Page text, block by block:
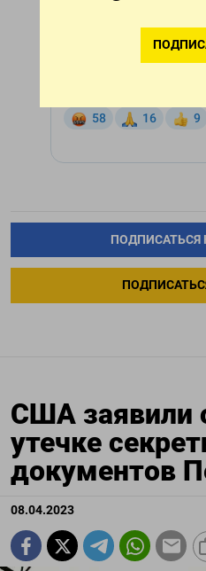
ПОДПИСАТЬСЯ
США заявили
утечке
документов
08.04.2023